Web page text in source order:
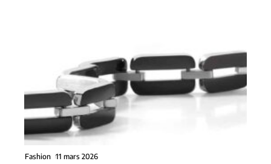
Fashion 11 mars 2026